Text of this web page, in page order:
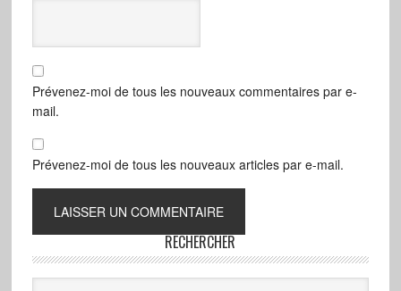
Prévenez-moi de tous les nouveaux commentaires par e-
mail.
Prévenez-moi de tous les nouveaux articles par e-mail.
RECHERCHER